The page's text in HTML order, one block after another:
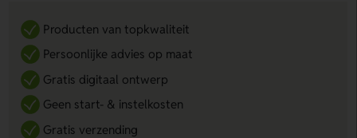
Producten van topkwaliteit
Persoonlijke advies op maat
Gratis digitaal ontwerp
Geen start- & instelkosten
Gratis verzending